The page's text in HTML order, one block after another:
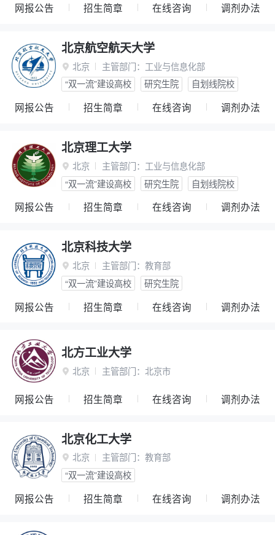
网报公告 招生简章 在线咨询 调剂办法
北京航空航天大学
 北京 主管部门： 工业与信息化部
“双一流”建设高校
研究生院 自划线院校
网报公告 招生简章 在线咨询 调剂办法
北京理工大学
 北京 主管部门： 工业与信息化部
“双一流”建设高校
研究生院 自划线院校
网报公告 招生简章 在线咨询 调剂办法
北京科技大学
 北京 主管部门： 教育部
“双一流”建设高校
研究生院
网报公告 招生简章 在线咨询 调剂办法
北方工业大学
 北京 主管部门： 北京市
网报公告 招生简章 在线咨询 调剂办法
北京化工大学
 北京 主管部门： 教育部
“双一流”建设高校
网报公告 招生简章 在线咨询 调剂办法